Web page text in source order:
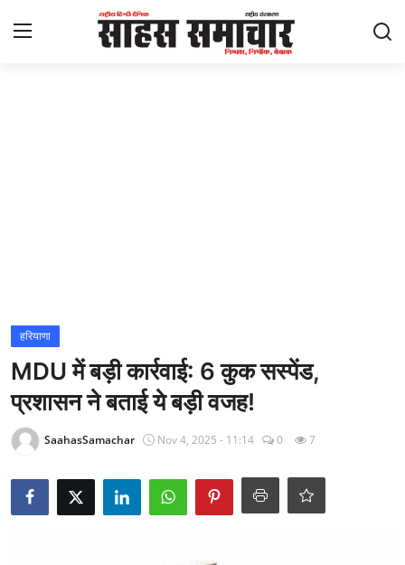
राज्य
अंतराष्ट्रीय
राजनीति
Epaper
हरियाणा
MDU में बड़ी कार्रवाई: 6 कुक सस्पेंड,
प्रशासन ने बताई ये बड़ी वजह!
SaahasSamachar Nov 4, 2025 - 11:14 0 7